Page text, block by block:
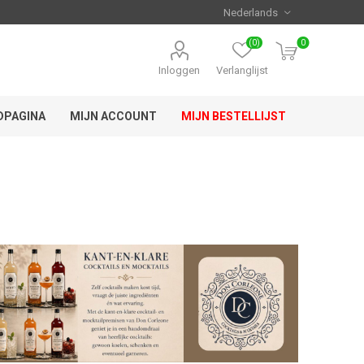
Inloggen Verlanglijst
(0) 0
MIJN ACCOUNT MIJN BESTELLIJST